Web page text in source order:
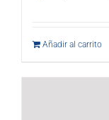
Añadir al carrito